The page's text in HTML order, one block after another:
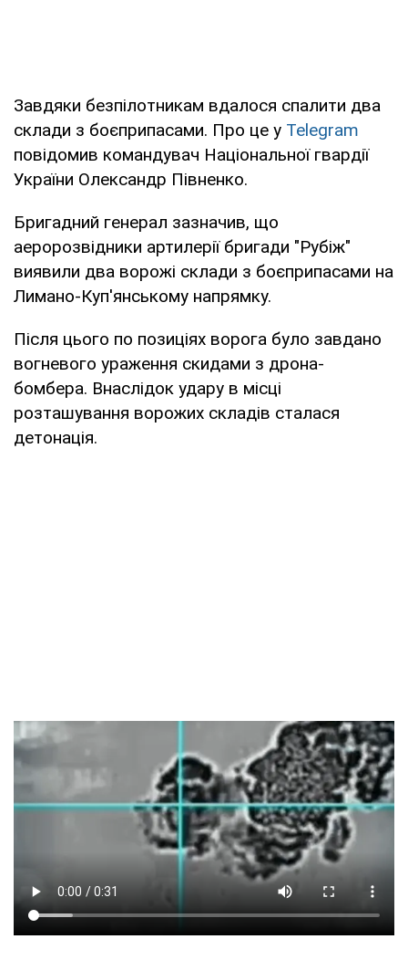
Завдяки безпілотникам вдалося спалити два
склади з боєприпасами. Про це у Telegram
повідомив командувач Національної гвардії
України Олександр Півненко.
Бригадний генерал зазначив, що
аеророзвідники артилерії бригади "Рубіж"
виявили два ворожі склади з боєприпасами на
Лимано-Куп'янському напрямку.
Після цього по позиціях ворога було завдано
вогневого ураження скидами з дрона-
бомбера. Внаслідок удару в місці
розташування ворожих складів сталася
детонація.